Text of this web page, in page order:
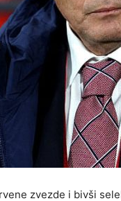
zvezde i bivši